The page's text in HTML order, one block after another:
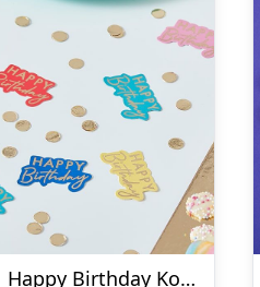
Happy Birthday Konfetti Multifarvet